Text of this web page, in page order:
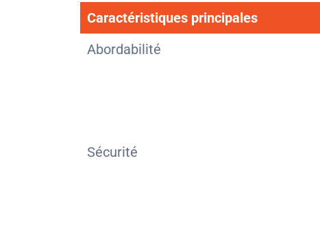
Caractéristiques principales
Abordabilité
Sécurité